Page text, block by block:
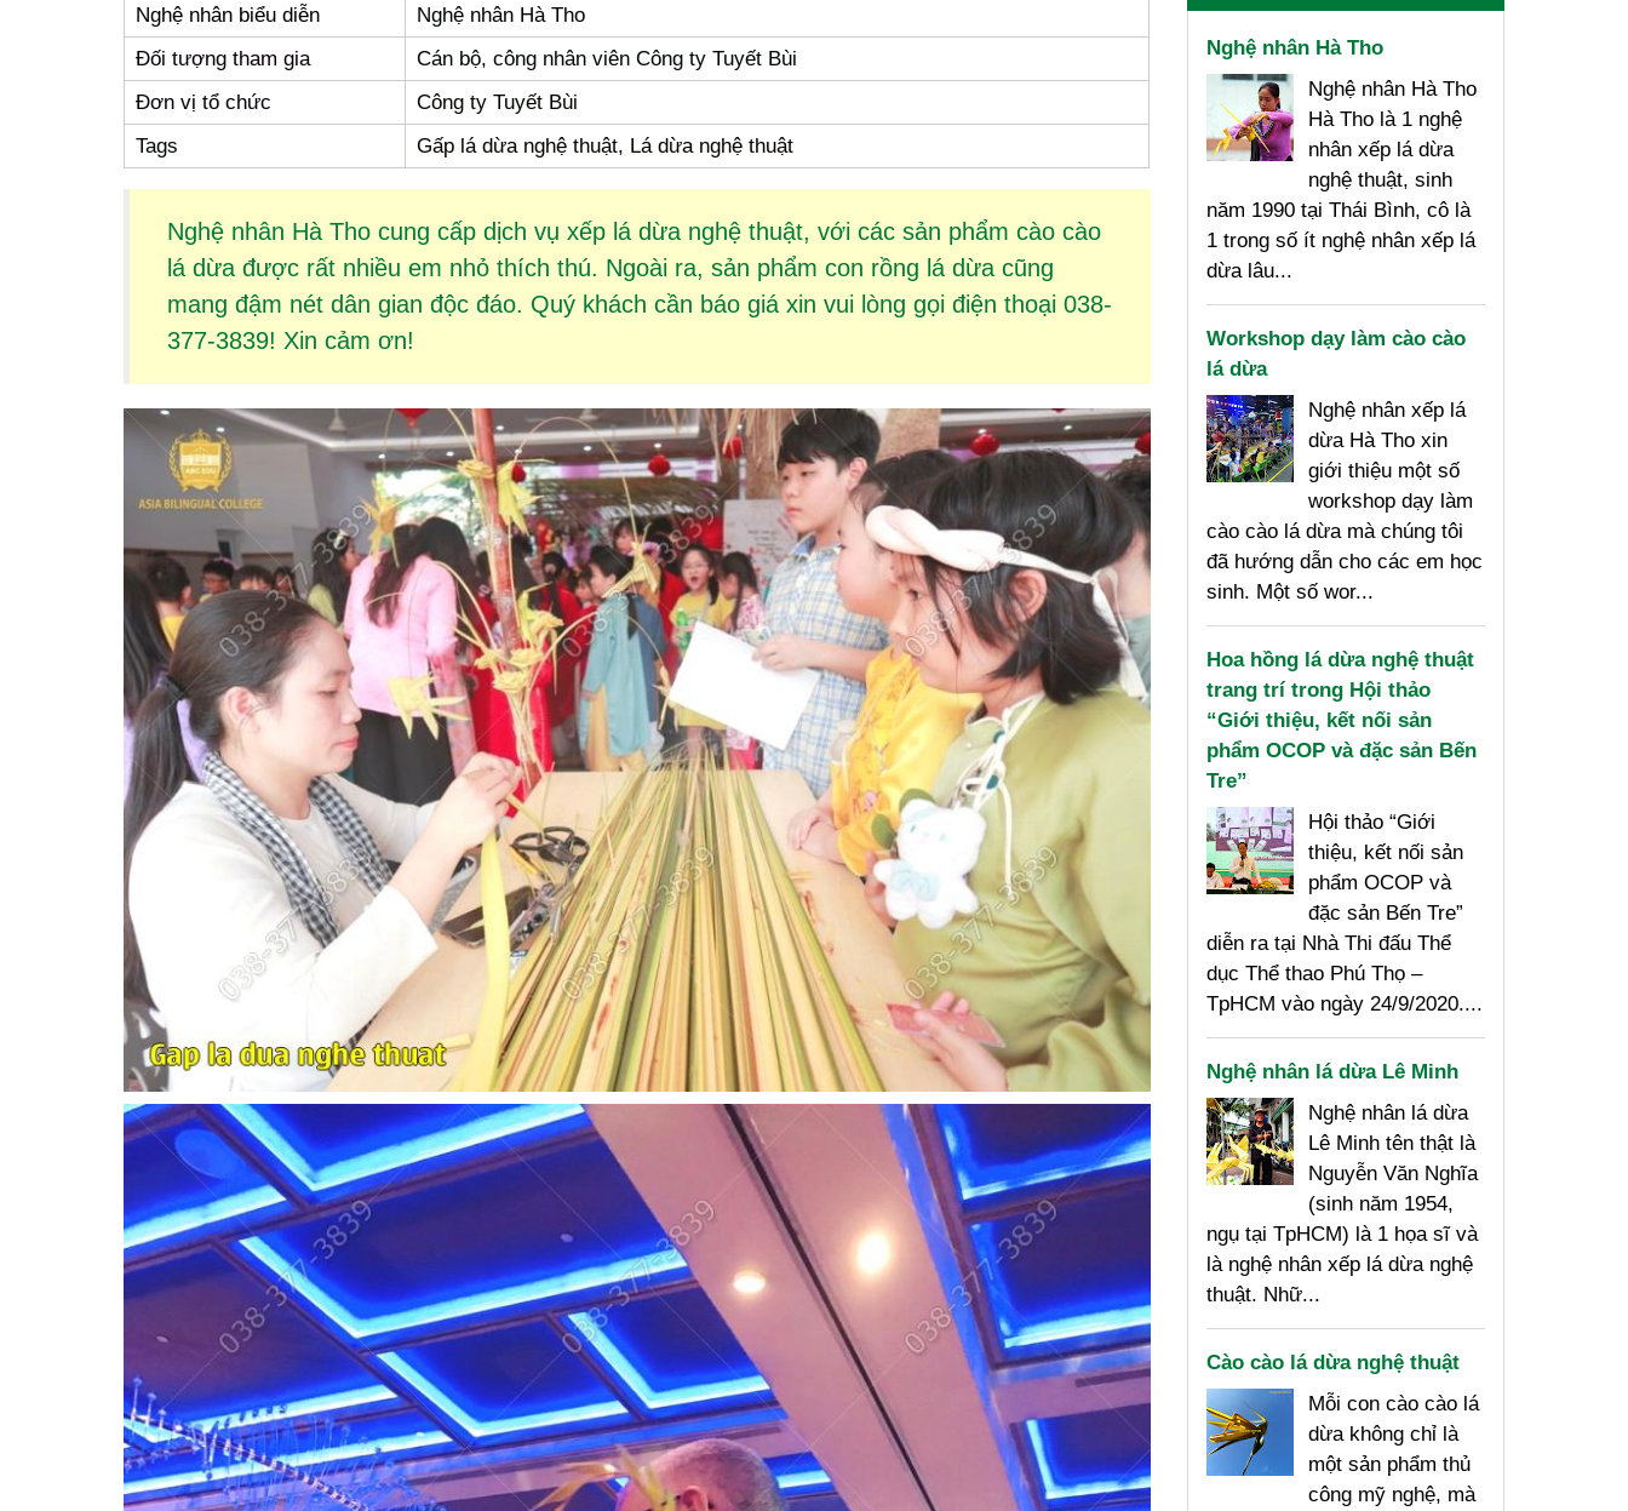
Nghệ nhân biểu diễn
Nghệ nhân Hà Tho
Đối tượng tham gia
Cán bộ, công nhân viên Công ty Tuyết Bùi
Đơn vị tổ chức
Công ty Tuyết Bùi
Tags
Gấp lá dừa nghệ thuật, Lá dừa nghệ thuật
Nghệ nhân Hà Tho cung cấp dịch vụ xếp lá dừanghệ thuật, với các sản phẩm cào cào
lá dừađược rất nhiều em nhỏ thích thú. Ngoài ra, sản phẩm con rồng lá dừacũng
mang đậm nét dân gian độc đáo. Quý khách cần báo giá xin vui lòng gọi điện thoại 038-
377-3839! Xin cảm ơn!
Nghệ nhân Hà Tho
Nghệ nhân Hà Tho
Hà Tho là 1 nghệ
nhân xếp lá dừa
nghệ thuật, sinh
năm 1990 tại Thái Bình, cô là
1 trong số ít nghệ nhân xếp lá
dừa lâu...
Workshop dạy làm cào cào
lá dừa
Nghệ nhân xếp lá
dừa Hà Tho xin
giới thiệu một số
workshop dạy làm
cào cào lá dừa mà chúng tôi
đã hướng dẫn cho các em học
sinh. Một số wor...
Hoa hồng lá dừa nghệ thuật
trang trí trong Hội thảo
“Giới thiệu, kết nối sản
phẩm OCOP và đặc sản Bến
Tre”
Hội thảo “Giới
thiệu, kết nối sản
phẩm OCOP và
đặc sản Bến Tre”
diễn ra tại Nhà Thi đấu Thể
dục Thể thao Phú Thọ –
TpHCM vào ngày 24/9/2020....
Nghệ nhân lá dừa Lê Minh
Nghệ nhân lá dừa
Lê Minh tên thật là
Nguyễn Văn Nghĩa
(sinh năm 1954,
ngụ tại TpHCM) là 1 họa sĩ và
là nghệ nhân xếp lá dừa nghệ
thuật. Nhữ...
Cào cào lá dừa nghệ thuật
Mỗi con cào cào lá
dừa không chỉ là
một sản phẩm thủ
công mỹ nghệ, mà